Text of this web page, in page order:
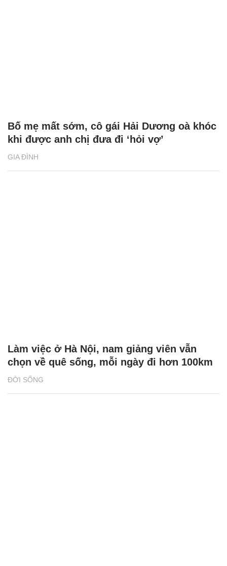
GIA ĐÌNH
Bố mẹ mất sớm, cô gái Hải Dương oà khóc
khi được anh chị đưa đi ‘hỏi vợ’
ĐỜI SỐNG
Làm việc ở Hà Nội, nam giảng viên vẫn
chọn về quê sống, mỗi ngày đi hơn 100km